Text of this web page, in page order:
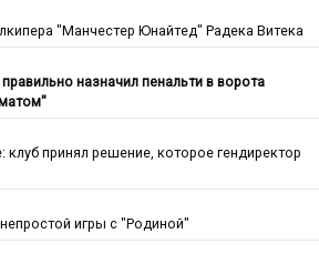
"Манчестер Юнайтед" Радека Витека
назначил пенальти в ворота
принял решение, которое гендиректор
игры с "Родиной"